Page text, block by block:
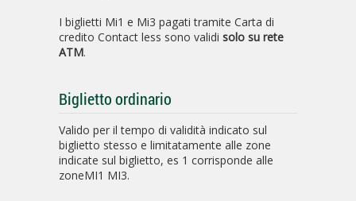
I biglietti Mi1 e Mi3 pagati tramite Carta di
credito Contact less sono validi solo su rete
ATM.
Biglietto ordinario
Valido per il tempo di validità indicato sul
biglietto stesso e limitatamente alle zone
indicate sul biglietto, es 1 corrisponde alle
zoneMI1 MI3.